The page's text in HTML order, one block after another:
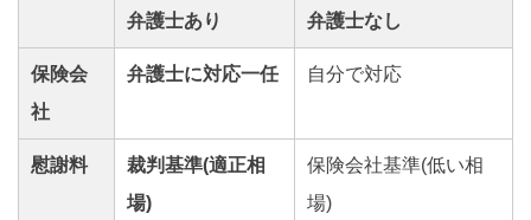
弁護士あり 弁護士なし
保険会
社
弁護士に対応一任 自分で対応
慰謝料
裁判基準(適正相
場)
保険会社基準(低い相
場)